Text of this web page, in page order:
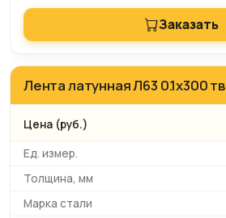
Заказать
Лента латунная Л63 0.1х300 тв